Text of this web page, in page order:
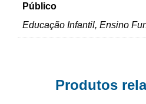
Público
Educação Infantil, Ensino
Produtos